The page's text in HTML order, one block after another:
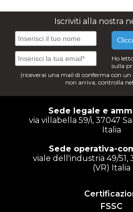
Iscriviti alla nostra
Ho
sulla
(riceverai una mail di conferma con un
non arriva, controlla
Sede legale e
via villabella 59/i, 37047
Italia
Sede operativa-
viale dell'industria 49/51,
(VR) Italia
FSSC